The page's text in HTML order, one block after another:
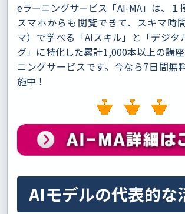
eラーニングサービス「AI-MA」は、１
スマホからも閲覧できて、スキマ時
マ）で学べる「AIスキル」と「デジタ
グ」に特化した累計1,000本以上の講
ニングサービスです。今なら7日間無
施中！
AIモデルの代表的な